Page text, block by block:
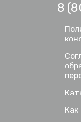
Как
8